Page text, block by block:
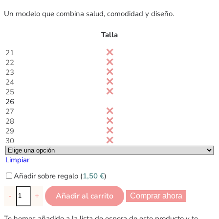
Un modelo que combina salud, comodidad y diseño.
Talla
21
22
23
24
25
26
27
28
29
30
Limpiar
Añadir sobre regalo (1,50 €)
- + Añadir al carrito Comprar ahora